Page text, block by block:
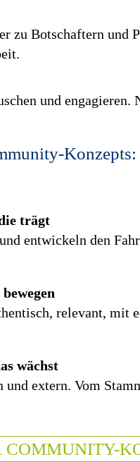
Botschaftern und
und
Konzepts:
trägt
entwickeln den
relevant, mit
wächst
extern. Vom
COMMUNITY-